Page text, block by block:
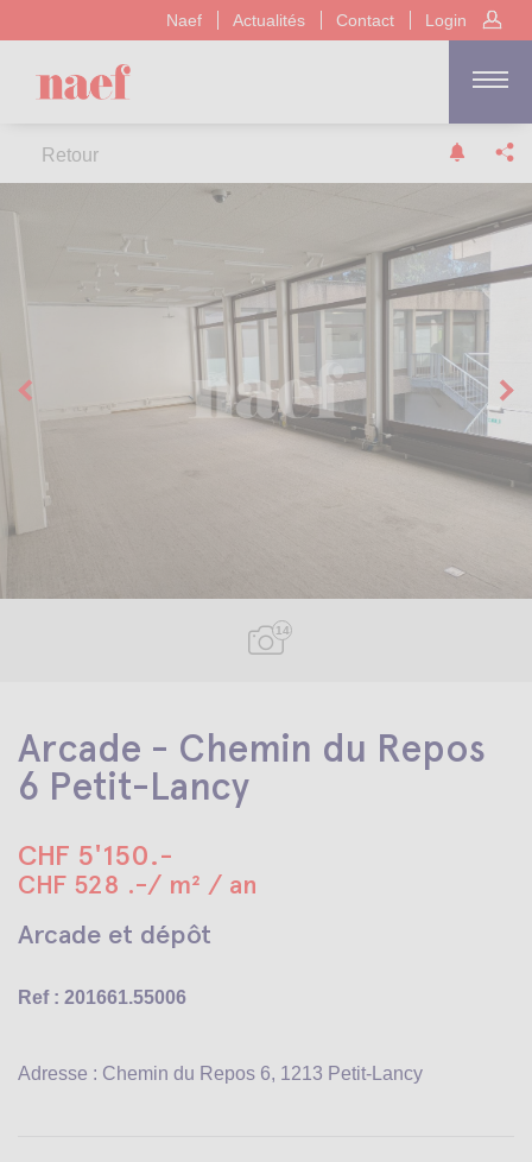
Naef Actualités Contact Login
Retour
14
Arcade - Chemin du Repos
6 Petit-Lancy
CHF 5'150.-
CHF 528 .-/ m² / an
Arcade et dépôt
Ref : 201661.55006
Adresse : Chemin du Repos 6, 1213 Petit-Lancy